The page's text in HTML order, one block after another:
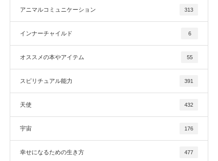
アニマルコミュニケーション 313
インナーチャイルド 6
オススメの本やアイテム 55
スピリチュアル能力 391
天使 432
宇宙 176
幸せになるための生き方 477